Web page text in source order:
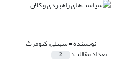
نویسنده =سهیلی، کیومرث
تعداد مقالات: 2